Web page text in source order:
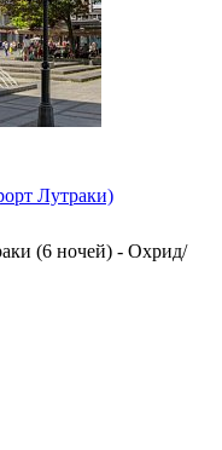
Лутраки)
(6 ночей) - Охрид/